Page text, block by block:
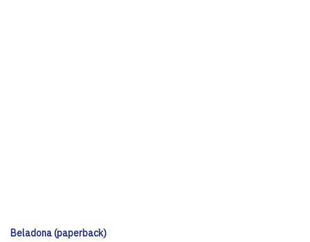
Beladona (paperback)